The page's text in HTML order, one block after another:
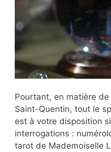
Pourtant, en matière
Saint-Quentin, tout le
est à votre disposition
interrogations :
tarot de Mademoiselle